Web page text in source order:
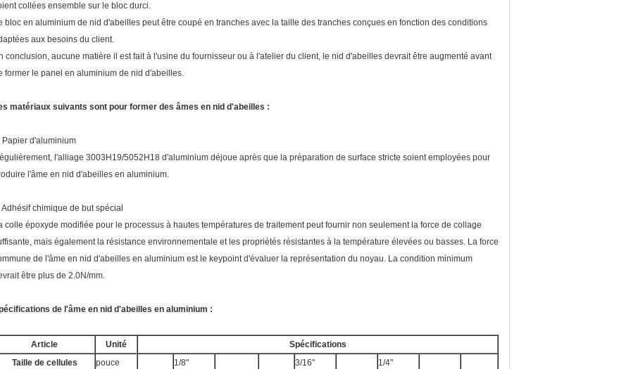
collées ensemble sur le bloc durci.
bloc en aluminium de nid d'abeilles peut être coupé en tranches avec la taille des tranches conçues en fonction des conditions
aux besoins du client.
conclusion, aucune matière il est fait à l'usine du fournisseur ou à l'atelier du client, le nid d'abeilles devrait être augmenté avant
former le panel en aluminium de nid d'abeilles.
matériaux suivants sont pour former des âmes en nid d'abeilles :
Papier d'aluminium
l'alliage 3003H19/5052H18 d'aluminium déjoue après que la préparation de surface stricte soient employées pour
l'âme en nid d'abeilles en aluminium.
Adhésif chimique de but spécial
colle époxyde modifiée pour le processus à hautes températures de traitement peut fournir non seulement la force de collage
mais également la résistance environnementale et les propriétés résistantes à la température élevées ou basses. La force
de l'âme en nid d'abeilles en aluminium est le keypoint d'évaluer la représentation du noyau. La condition minimum
être plus de 2.0N/mm.
de l'âme en nid d'abeilles en aluminium :
Article Unité
Spécifications
Taille de cellules
pouce 1/8" 3/16"
1/4"